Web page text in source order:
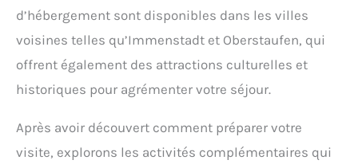
d’hébergement sont disponibles dans les villes
voisines telles qu’Immenstadt et Oberstaufen, qui
offrent également des attractions culturelles et
historiques pour agrémenter votre séjour.
Après avoir découvert comment préparer votre
visite, explorons les activités complémentaires qui